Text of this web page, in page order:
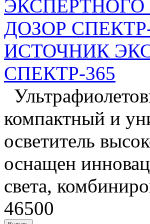
ИСТОЧНИК
СПЕКТР-365
компактный и
осветитель
оснащен
света,
46500